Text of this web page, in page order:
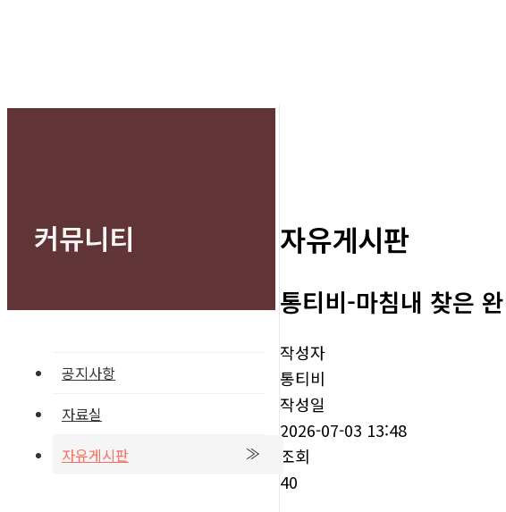
커뮤니티
공지사항
자료실
자유게시판
자유게시판
통티비-마침내 찾은
작성자
통티비
작성일
2026-07-03 13:48
조회
40